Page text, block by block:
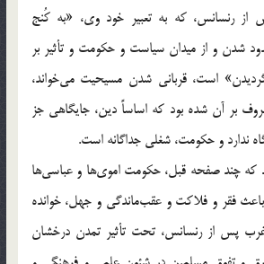
رنسانس، که‌ به‌ تعبیر خود وی، «به‌ کُنج‌
شدن‌ و از میدان‌ سیاست‌ و حکومت‌ و تأثیر بر
گردیدن» است، قربانی‌ شدن‌ مسیحیت‌ می‌خواند،
بر آن‌ شده‌ بود که‌ اساساً‌ دین، جایگاهی‌ جز
ندارد و حکومت، شغلی‌ جداگانه‌ است.
که‌ چند صفحه‌ قبل، حکومت‌ اموی‌ها و عباسی‌ها
فقر و فلاکت‌ و عقب‌ماندگی‌ و جهل، خوانده‌
غرب‌ پس‌ از رنسانس، تحت‌ تأثیر تمدن‌ درخشان‌